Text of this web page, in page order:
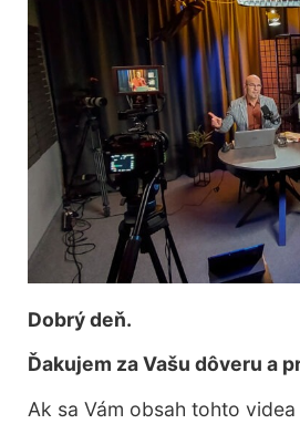
Dobrý deň.
Ďakujem za Vašu dôveru a
Ak sa Vám obsah tohto